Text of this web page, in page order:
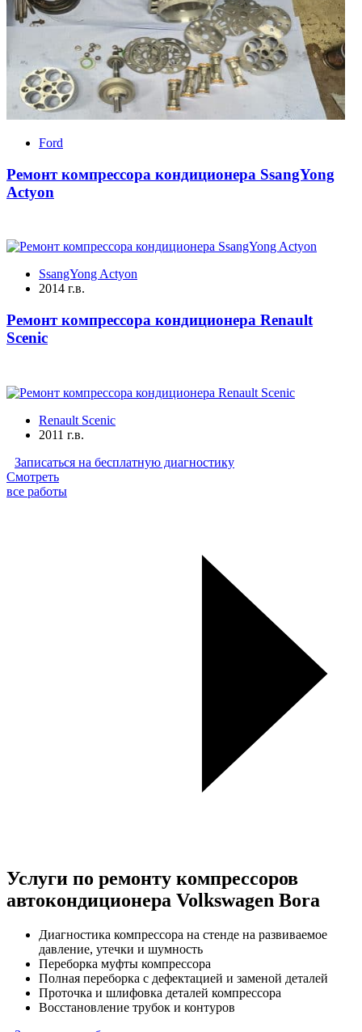
Ford
Ремонт компрессора кондиционера SsangYong
Actyon
SsangYong Actyon
2014 г.в.
Ремонт компрессора кондиционера Renault
Scenic
Renault Scenic
2011 г.в.
Записаться на бесплатную диагностику
Смотреть
все работы
Услуги по ремонту компрессоров
автокондиционера Volkswagen Bora
Диагностика компрессора на стенде на развиваемое
давление, утечки и шумность
Переборка муфты компрессора
Полная переборка с дефектацией и заменой деталей
Проточка и шлифовка деталей компрессора
Восстановление трубок и контуров